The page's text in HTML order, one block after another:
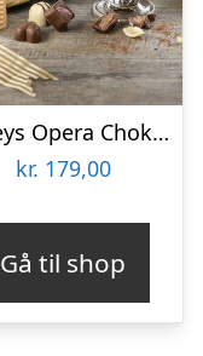
Baileys Opera Chokoladeæske
kr. 179,00
Gå til shop